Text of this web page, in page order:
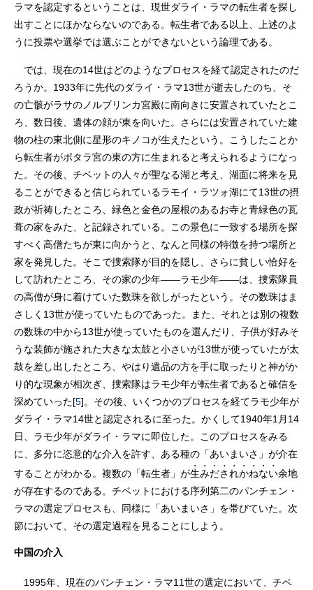
ラマを認定するということは、現世ダライ・ラマの転生者を探し
出すことにほかならないのである。転生者である以上、上述のよ
うに投票や選挙では選ぶことができないという論理である。
では、現在の14世はどのようなプロセスを経て認定されたのだ
ろうか。1933年に先代のダライ・ラマ13世が逝去したのち、そ
の亡骸がラサのノルブリンカ宮殿に南向きに安置されていたとこ
ろ、数日後、遺体の顔が東を向いた。さらには安置されていた建
物の柱の東北側に星形のキノコが生えたという。こうしたことか
ら転生者がポタラ宮の東の方に生まれると考えられるようになっ
た。その後、チベットの人々が聖なる湖と考え、湖面に将来を見
ることができると信じられているラモイ・ラツォ湖にて13世の摂
政が祈祷したところ、緑色と金色の屋根のあるお寺と青緑色の瓦
葺の家をみた、と記録されている。この景色に一致する場所を探
すべく高僧たちが東に向かうと、なんと同様の特徴を持つ場所と
家を発見した。そこで捜索隊が目的を隠し、さらに貧しい恰好を
して訪れたところ、その家の少年――ラモ少年――は、捜索隊員
の高僧が身に着けていた数珠を欲しがったという。その数珠はま
さしく13世が使っていたものであった。また、それとは別の複数
の数珠の中から13世が使っていたものを選んだり、子供が好みそ
うな装飾が施された大きな太鼓と小さいが13世が使っていたが太
鼓を差し出したところ、やはり遺品の方を手に取ったりと神がか
り的な現象が相次ぎ、捜索隊はラモ少年が転生者であると確信を
深めていった[5]。その後、いくつかのプロセスを経てラモ少年が
ダライ・ラマ14世と認定されるに至った。かくして1940年1月14
日、ラモ少年がダライ・ラマに即位した。このプロセスをみる
に、多分に恣意的な介入を許す、ある種の「あいまいさ」が介在
することがわかる。複数の「転生者」が生みだされかねない余地
が存在するのである。チベットにおける序列第二のパンチェン・
ラマの選定プロセスも、同様に「あいまいさ」を帯びていた。次
節において、その選定過程を見ることにしよう。
中国の介入
1995年、現在のパンチェン・ラマ11世の選定において、チベ